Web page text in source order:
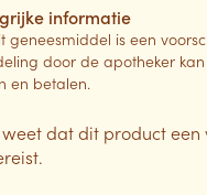
informatie
geneesmiddel is een
door de apotheker
en betalen.
weet dat dit product een